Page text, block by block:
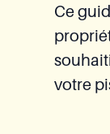
Ce
votre